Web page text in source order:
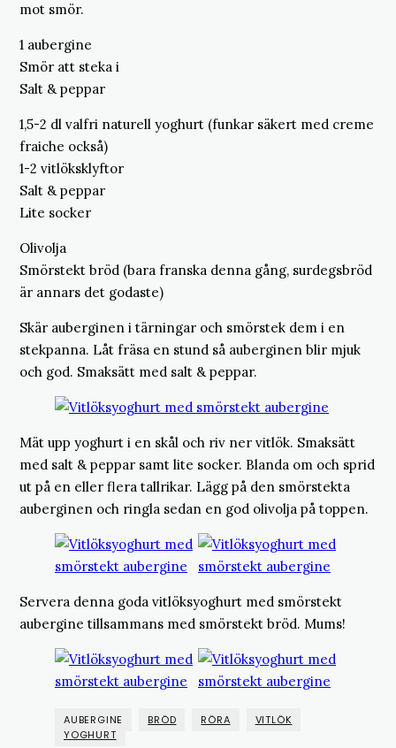
mot smör.
1 aubergine
Smör att steka i
Salt & peppar
1,5-2 dl valfri naturell yoghurt (funkar säkert med creme
fraiche också)
1-2 vitlöksklyftor
Salt & peppar
Lite socker
Olivolja
Smörstekt bröd (bara franska denna gång, surdegsbröd
är annars det godaste)
Skär auberginen i tärningar och smörstek dem i en
stekpanna. Låt fräsa en stund så auberginen blir mjuk
och god. Smaksätt med salt & peppar.
Mät upp yoghurt i en skål och riv ner vitlök. Smaksätt
med salt & peppar samt lite socker. Blanda om och sprid
ut på en eller flera tallrikar. Lägg på den smörstekta
auberginen och ringla sedan en god olivolja på toppen.
Servera denna goda vitlöksyoghurt med smörstekt
aubergine tillsammans med smörstekt bröd. Mums!
AUBERGINE BRÖD RÖRA
VITLÖK
YOGHURT